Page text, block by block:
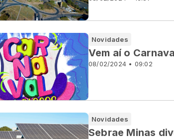
Novidades
08/02/2024 • 09:02
Vem aí o
Novidades
Sebrae Minas